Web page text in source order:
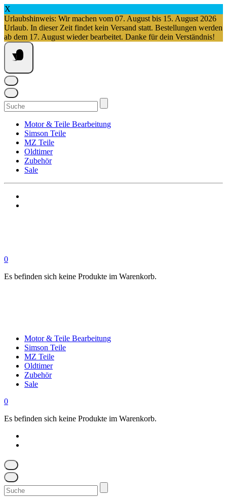
X
Urlaubshinweis: Wir machen vom 07. August bis 15. August 2026
Urlaub. In dieser Zeit findet kein Versand statt. Bestellungen werden
ab dem 17. August wieder bearbeitet. Danke für dein Verständnis!
Springe
zum
Inhalt
Suchen
nach:
Motor & Teile Bearbeitung
Simson Teile
MZ Teile
Oldtimer
Zubehör
Sale
0
Es befinden sich keine Produkte im Warenkorb.
Motor & Teile Bearbeitung
Simson Teile
MZ Teile
Oldtimer
Zubehör
Sale
0
Es befinden sich keine Produkte im Warenkorb.
Suchen
nach: